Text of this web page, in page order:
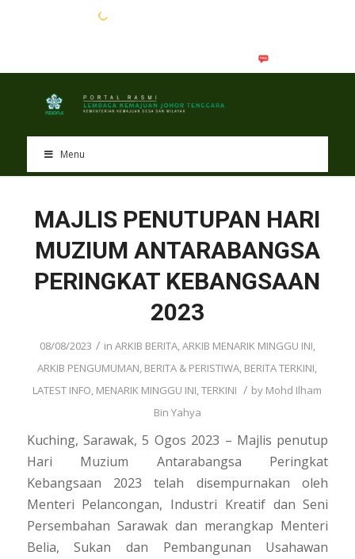
Menu
MAJLIS PENUTUPAN HARI
MUZIUM ANTARABANGSA
PERINGKAT KEBANGSAAN
2023
08/08/2023 / in ARKIB BERITA,ARKIB MENARIK MINGGU INI,
ARKIB PENGUMUMAN, BERITA & PERISTIWA, BERITA TERKINI,
LATEST INFO, MENARIK MINGGU INI,TERKINI / by Mohd Ilham
Bin Yahya
Kuching, Sarawak, 5 Ogos 2023 – Majlis penutup
Hari Muzium Antarabangsa Peringkat
Kebangsaan 2023 telah disempurnakan oleh
Menteri Pelancongan, Industri Kreatif dan Seni
Persembahan Sarawak dan merangkap Menteri
Belia, Sukan dan Pembangunan Usahawan